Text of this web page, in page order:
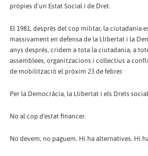
pròpies d'un Estat Social i de Dret.
El 1981, després del cop militar, la ciutadania
massivament en defensa de la Llibertat i la
anys després, cridem a tota la ciutadania, a
assemblees, organitzacions i col·lectius a
de mobilització el pròxim 23 de febrer.
Per la Democràcia, la Llibertat i els Drets
No al cop d'estat financer.
No devem, no paguem. Hi ha alternatives. Hi